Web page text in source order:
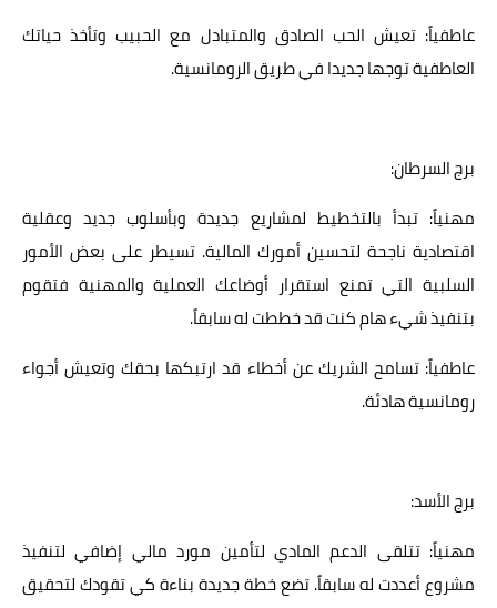
عاطفياً: تعيش الحب الصادق والمتبادل مع الحبيب وتأخذ حياتك
العاطفية توجها جديدا في طريق الرومانسية.
برج السرطان:
مهنياً: تبدأ بالتخطيط لمشاريع جديدة وبأسلوب جديد وعقلية
اقتصادية ناجحة لتحسين أمورك المالية. تسيطر على بعض الأمور
السلبية التي تمنع استقرار أوضاعك العملية والمهنية فتقوم
بتنفيذ شيء هام كنت قد خططت له سابقاً.
عاطفياً: تسامح الشريك عن أخطاء قد ارتبكها بحقك وتعيش أجواء
رومانسية هادئة.
برج الأسد:
مهنياً: تتلقى الدعم المادي لتأمين مورد مالي إضافي لتنفيذ
مشروع أعددت له سابقاً. تضع خطة جديدة بناءة كي تقودك لتحقيق